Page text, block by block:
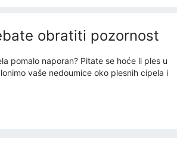
obratiti pozornost
pomalo naporan? Pitate se hoće li ples u
vaše nedoumice oko plesnih cipela i